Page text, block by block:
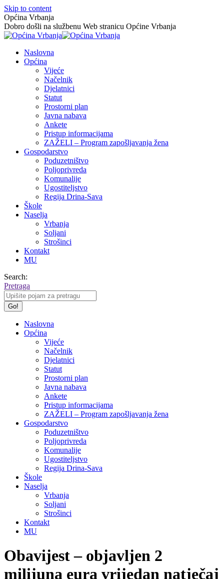
Skip to content
Općina Vrbanja
Dobro došli na službenu Web stranicu Općine Vrbanja
Naslovna
Općina
Vijeće
Načelnik
Djelatnici
Statut
Prostorni plan
Javna nabava
Ankete
Pristup informacijama
ZAŽELI – Program zapošljavanja žena
Gospodarstvo
Poduzetništvo
Poljoprivreda
Komunalije
Ugostiteljstvo
Regija Drina-Sava
Škole
Naselja
Vrbanja
Soljani
Strošinci
Kontakt
MU
Search:
Pretraga
Naslovna
Općina
Vijeće
Načelnik
Djelatnici
Statut
Prostorni plan
Javna nabava
Ankete
Pristup informacijama
ZAŽELI – Program zapošljavanja žena
Gospodarstvo
Poduzetništvo
Poljoprivreda
Komunalije
Ugostiteljstvo
Regija Drina-Sava
Škole
Naselja
Vrbanja
Soljani
Strošinci
Kontakt
MU
Obavijest – objavljen 2
milijuna eura vrijedan natječaj